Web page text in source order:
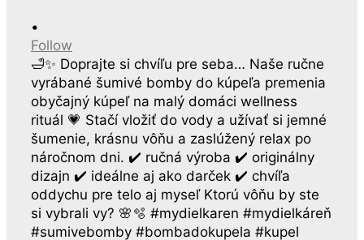
•
Follow
🛁✨ Doprajte si chvíľu pre seba… Naše ručne
vyrábané šumivé bomby do kúpeľa premenia
obyčajný kúpeľ na malý domáci wellness
rituál 💗 Stačí vložiť do vody a užívať si jemné
šumenie, krásnu vôňu a zaslúžený relax po
náročnom dni. ✔️ ručná výroba ✔️ originálny
dizajn ✔️ ideálne aj ako darček ✔️ chvíľa
oddychu pre telo aj myseľ Ktorú vôňu by ste
si vybrali vy? 🌸🫧 #mydielkaren #mydielkáreň
#sumivebomby #bombadokupela #kupel